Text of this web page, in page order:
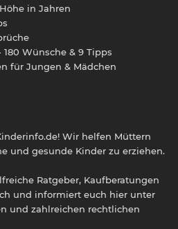
in Jahren
180 Wünsche & 9 Tipps
für Jungen & Mädchen
Wir helfen Müttern
und gesunde Kinder zu erziehen.
Ratgeber, Kaufberatungen
und informiert euch hier unter
und zahlreichen rechtlichen